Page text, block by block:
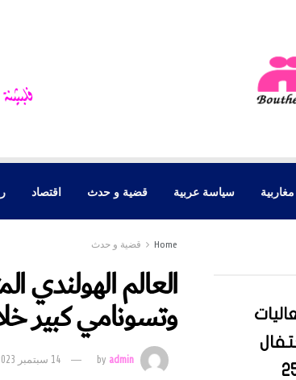
سياسة عربية قضية و حدث اقتصاد
Home قضية و حدث
العالم
وتسونامي كبير
byadmin 14 سبتمبر 2023